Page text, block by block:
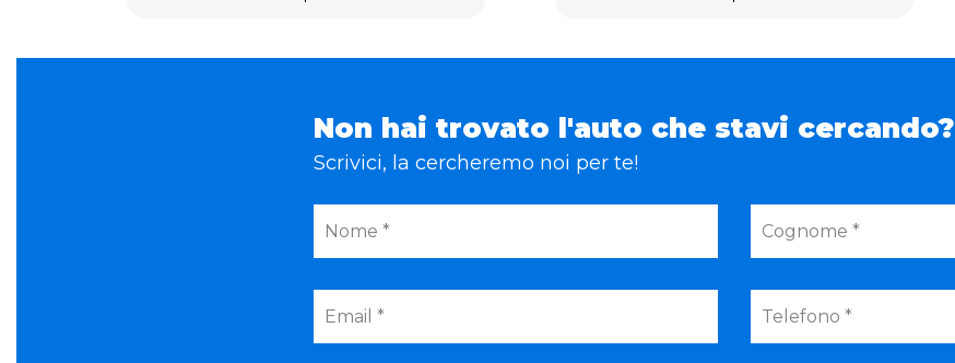
Non hai trovato l'auto che stavi cercando?
Scrivici, la cercheremo noi per te!